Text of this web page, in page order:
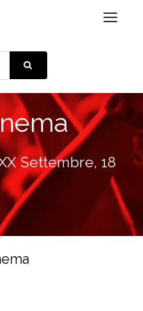
Toggle
Settembre, 18